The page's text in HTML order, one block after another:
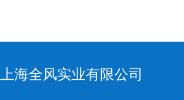
上海全风实业有限公司